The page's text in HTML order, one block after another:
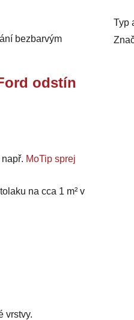
bezbarvým
odstín
MoTip sprej
na cca 1 m² v
vrstvy.
Typ